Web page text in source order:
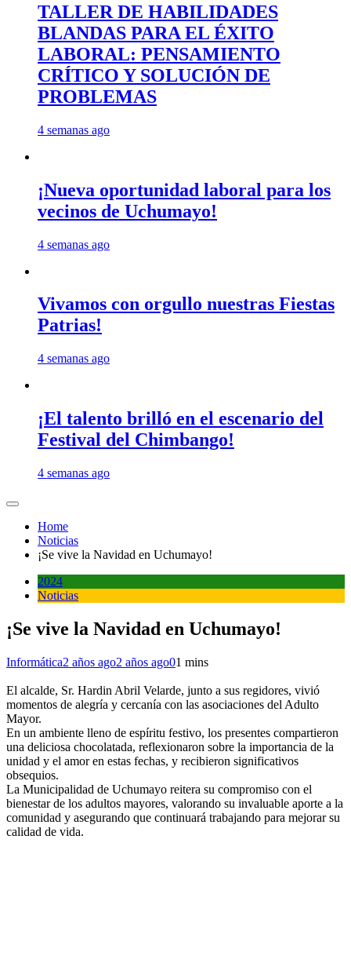
TALLER DE HABILIDADES
BLANDAS PARA EL ÉXITO
LABORAL: PENSAMIENTO
CRÍTICO Y SOLUCIÓN DE
PROBLEMAS
4 semanas ago
¡Nueva oportunidad laboral para los
vecinos de Uchumayo!
4 semanas ago
Vivamos con orgullo nuestras Fiestas
Patrias!
4 semanas ago
¡El talento brilló en el escenario del
Festival del Chimbango!
4 semanas ago
Home
Noticias
¡Se vive la Navidad en Uchumayo!
2024
Noticias
¡Se vive la Navidad en Uchumayo!
Informática2 años ago2 años ago01 mins
El alcalde, Sr. Hardin Abril Velarde, junto a sus regidores, vivió
momentos de alegría y cercanía con las asociaciones del Adulto
Mayor.
En un ambiente lleno de espíritu festivo, los presentes compartieron
una deliciosa chocolatada, reflexionaron sobre la importancia de la
unidad y el amor en estas fechas, y recibieron significativos
obsequios.
La Municipalidad de Uchumayo reitera su compromiso con el
bienestar de los adultos mayores, valorando su invaluable aporte a la
comunidad y asegurando que continuará trabajando para mejorar su
calidad de vida.